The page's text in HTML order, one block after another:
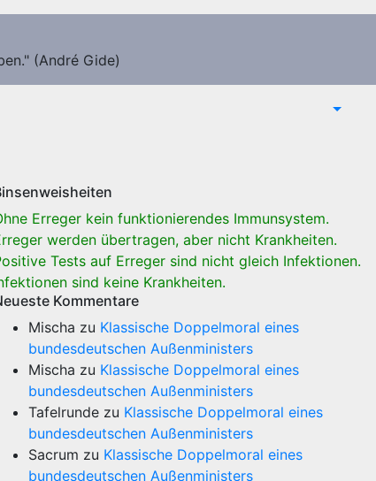
(André Gide)
Erreger kein funktionierendes Immunsystem.
werden übertragen, aber nicht Krankheiten.
Tests auf Erreger sind nicht gleich Infektionen.
sind keine Krankheiten.
Kommentare
Mischa zu Klassische Doppelmoral eines
bundesdeutschen Außenministers
Mischa zu Klassische Doppelmoral eines
bundesdeutschen Außenministers
Tafelrunde zu Klassische Doppelmoral eines
bundesdeutschen Außenministers
Sacrum zu Klassische Doppelmoral eines
bundesdeutschen Außenministers